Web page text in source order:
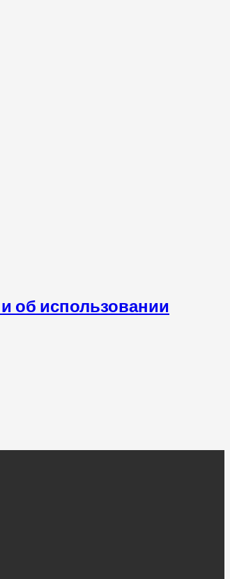
об использовании